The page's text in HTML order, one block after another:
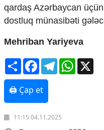
qardaş Azərbaycan
dostluq münasibəti
Mehriban Yariyeva
ShareFacebookTelegram
🖨 Çap et
11:15 04.11.2025